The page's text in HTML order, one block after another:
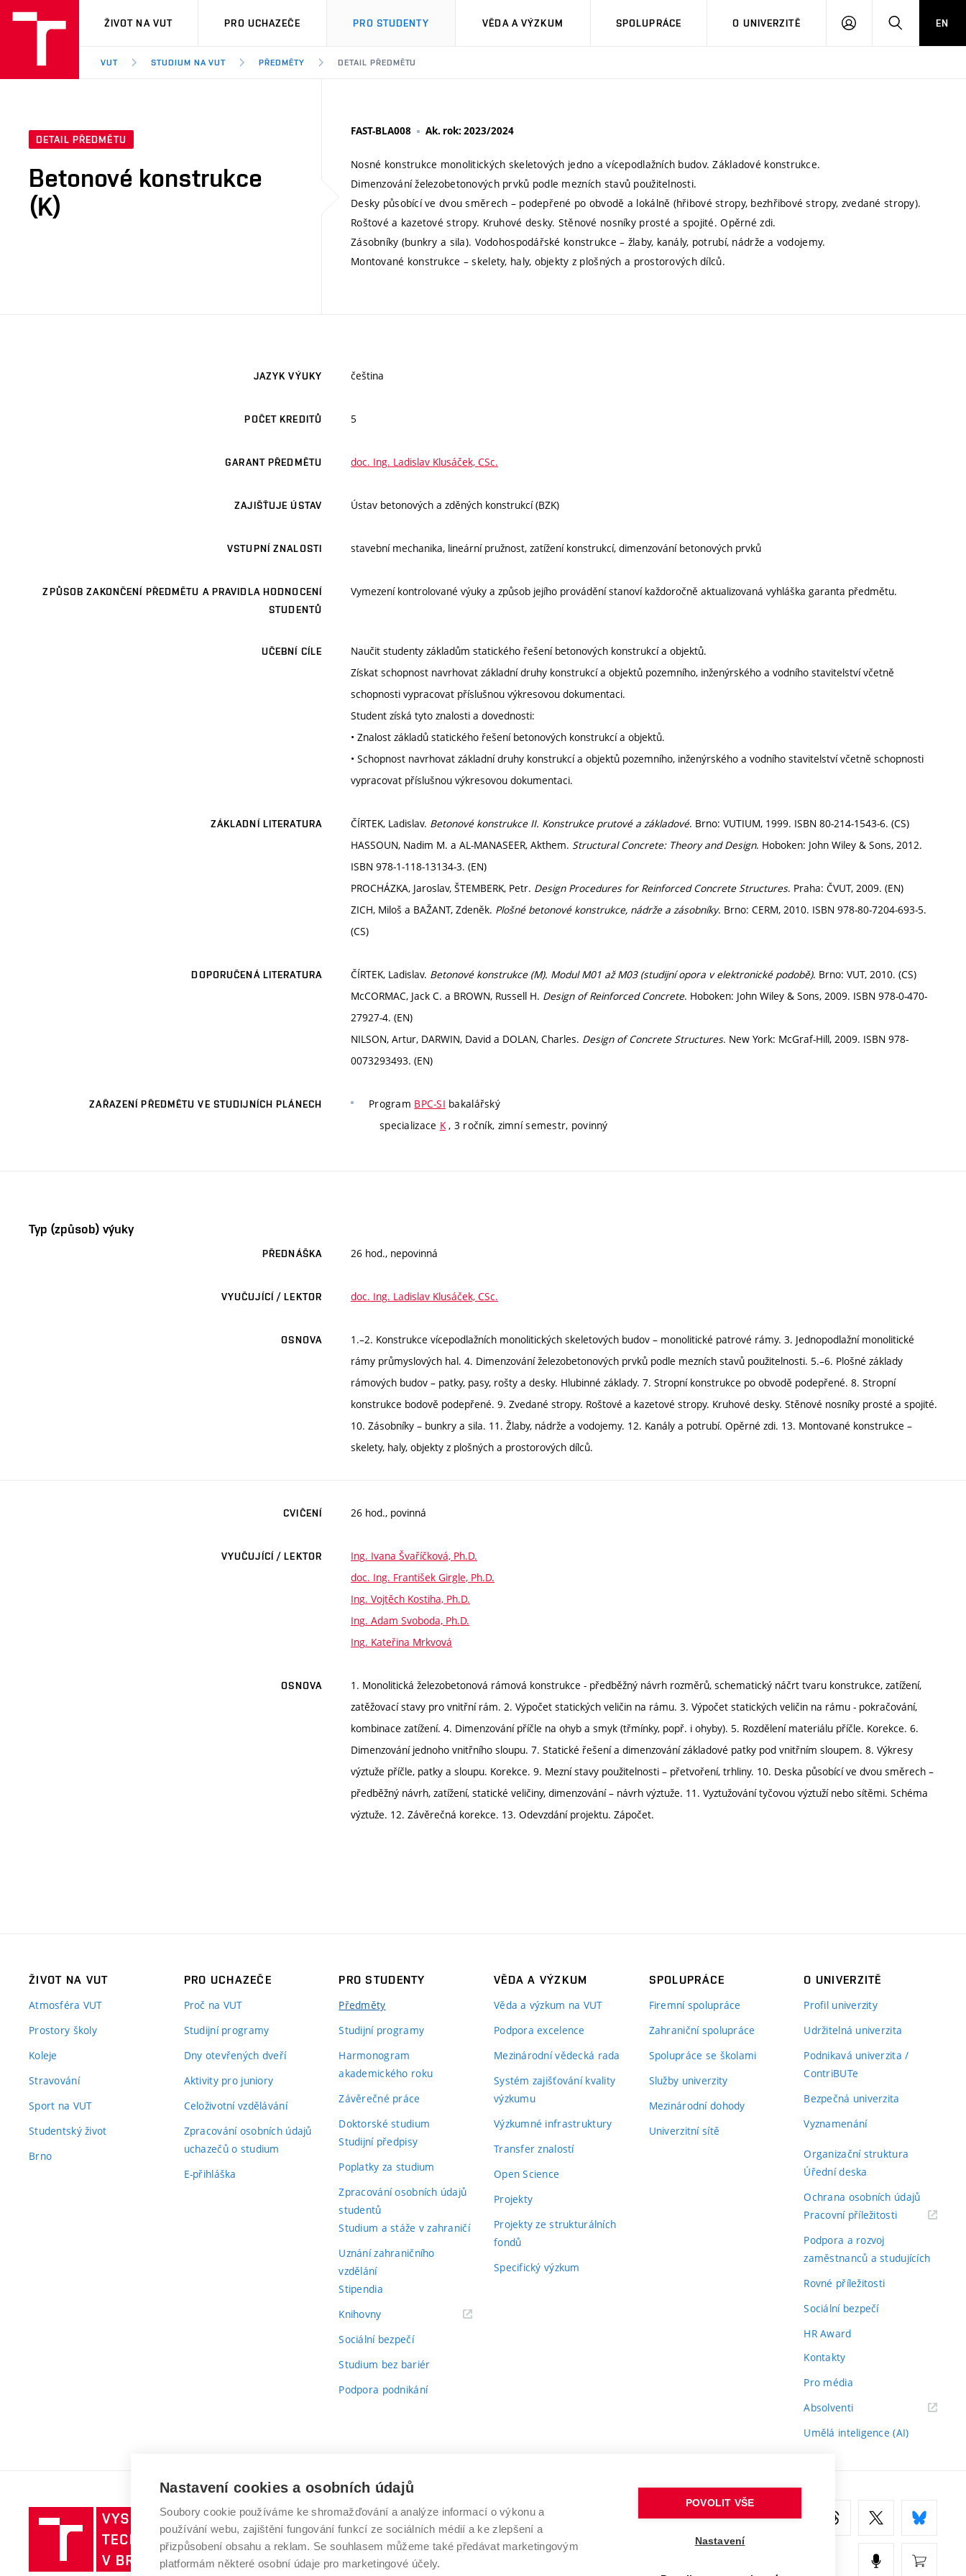
VUT
ŽIVOT NA VUT PRO UCHAZEČE PRO STUDENTY VĚDA A VÝZKUM SPOLUPRÁCE O UNIVERZITĚ
PŘIHLÁSIT HLEDATEN
VUT STUDIUM NA VUT PŘEDMĚTY DETAIL PŘEDMĚTU
DETAIL PŘEDMĚTU
Betonové konstrukce
(K)
FAST-BLA008 Ak. rok: 2023/2024
Nosné konstrukce monolitických skeletových jedno a vícepodlažních budov. Základové konstrukce.
Dimenzování železobetonových prvků podle mezních stavů použitelnosti.
Desky působící ve dvou směrech – podepřené po obvodě a lokálně (hřibové stropy, bezhřibové stropy, zvedané stropy).
Roštové a kazetové stropy. Kruhové desky. Stěnové nosníky prosté a spojité. Opěrné zdi.
Zásobníky (bunkry a sila). Vodohospodářské konstrukce – žlaby, kanály, potrubí, nádrže a vodojemy.
Montované konstrukce – skelety, haly, objekty z plošných a prostorových dílců.
JAZYK VÝUKY čeština
POČET KREDITŮ 5
GARANT PŘEDMĚTU doc. Ing. Ladislav Klusáček, CSc.
ZAJIŠŤUJE ÚSTAV Ústav betonových a zděných konstrukcí (BZK)
VSTUPNÍ ZNALOSTI stavební mechanika, lineární pružnost, zatížení konstrukcí, dimenzování betonových prvků
ZPŮSOB ZAKONČENÍ PŘEDMĚTU A PRAVIDLA HODNOCENÍ
STUDENTŮ
Vymezení kontrolované výuky a způsob jejího provádění stanoví každoročně aktualizovaná vyhláška garanta předmětu.
UČEBNÍ CÍLE
Naučit studenty základům statického řešení betonových konstrukcí a objektů.
Získat schopnost navrhovat základní druhy konstrukcí a objektů pozemního, inženýrského a vodního stavitelství včetně
schopnosti vypracovat příslušnou výkresovou dokumentaci.
Student získá tyto znalosti a dovednosti:
• Znalost základů statického řešení betonových konstrukcí a objektů.
• Schopnost navrhovat základní druhy konstrukcí a objektů pozemního, inženýrského a vodního stavitelství včetně schopnosti
vypracovat příslušnou výkresovou dokumentaci.
ZÁKLADNÍ LITERATURA ČÍRTEK, Ladislav. Betonové konstrukce II. Konstrukce prutové a základové. Brno: VUTIUM, 1999. ISBN 80-214-1543-6. (CS)
HASSOUN, Nadim M. a AL-MANASEER, Akthem. Structural Concrete: Theory and Design. Hoboken: John Wiley & Sons, 2012.
ISBN 978-1-118-13134-3. (EN)
PROCHÁZKA, Jaroslav, ŠTEMBERK, Petr. Design Procedures for Reinforced Concrete Structures. Praha: ČVUT, 2009. (EN)
ZICH, Miloš a BAŽANT, Zdeněk. Plošné betonové konstrukce, nádrže a zásobníky. Brno: CERM, 2010. ISBN 978-80-7204-693-5.
(CS)
DOPORUČENÁ LITERATURA ČÍRTEK, Ladislav. Betonové konstrukce (M). Modul M01 až M03 (studijní opora v elektronické podobě). Brno: VUT, 2010. (CS)
McCORMAC, Jack C. a BROWN, Russell H. Design of Reinforced Concrete. Hoboken: John Wiley & Sons, 2009. ISBN 978-0-470-
27927-4. (EN)
NILSON, Artur, DARWIN, David a DOLAN, Charles. Design of Concrete Structures. New York: McGraf-Hill, 2009. ISBN 978-
0073293493. (EN)
ZAŘAZENÍ PŘEDMĚTU VE STUDIJNÍCH PLÁNECH Program BPC-SI bakalářský
specializace K, 3 ročník, zimní semestr, povinný
Typ (způsob) výuky
PŘEDNÁŠKA 26 hod., nepovinná
VYUČUJÍCÍ / LEKTOR doc. Ing. Ladislav Klusáček, CSc.
OSNOVA
1.–2. Konstrukce vícepodlažních monolitických skeletových budov – monolitické patrové rámy. 3. Jednopodlažní monolitické
rámy průmyslových hal. 4. Dimenzování železobetonových prvků podle mezních stavů použitelnosti. 5.–6. Plošné základy
rámových budov – patky, pasy, rošty a desky. Hlubinné základy. 7. Stropní konstrukce po obvodě podepřené. 8. Stropní
konstrukce bodově podepřené. 9. Zvedané stropy. Roštové a kazetové stropy. Kruhové desky. Stěnové nosníky prosté a spojité.
10. Zásobníky – bunkry a sila. 11. Žlaby, nádrže a vodojemy. 12. Kanály a potrubí. Opěrné zdi. 13. Montované konstrukce –
skelety, haly, objekty z plošných a prostorových dílců.
CVIČENÍ 26 hod., povinná
VYUČUJÍCÍ / LEKTOR
Ing. Ivana Švaříčková, Ph.D.
doc. Ing. František Girgle, Ph.D.
Ing. Vojtěch Kostiha, Ph.D.
Ing. Adam Svoboda, Ph.D.
Ing. Kateřina Mrkvová
OSNOVA
1. Monolitická železobetonová rámová konstrukce - předběžný návrh rozměrů, schematický náčrt tvaru konstrukce, zatížení,
zatěžovací stavy pro vnitřní rám. 2. Výpočet statických veličin na rámu. 3. Výpočet statických veličin na rámu - pokračování,
kombinace zatížení. 4. Dimenzování příčle na ohyb a smyk (třmínky, popř. i ohyby). 5. Rozdělení materiálu příčle. Korekce. 6.
Dimenzování jednoho vnitřního sloupu. 7. Statické řešení a dimenzování základové patky pod vnitřním sloupem. 8. Výkresy
výztuže příčle, patky a sloupu. Korekce. 9. Mezní stavy použitelnosti – přetvoření, trhliny. 10. Deska působící ve dvou směrech –
předběžný návrh, zatížení, statické veličiny, dimenzování – návrh výztuže. 11. Vyztužování tyčovou výztuží nebo sítěmi. Schéma
výztuže. 12. Závěrečná korekce. 13. Odevzdání projektu. Zápočet.
ŽIVOT NA VUT
Atmosféra VUT
Prostory školy
Koleje
Stravování
Sport na VUT
Studentský život
Brno
PRO UCHAZEČE
Proč na VUT
Studijní programy
Dny otevřených dveří
Aktivity pro juniory
Celoživotní vzdělávání
Zpracování osobních údajů
uchazečů o studium
E-přihláška
PRO STUDENTY
Předměty
Studijní programy
Harmonogram
akademického roku
Závěrečné práce
Doktorské studium
Studijní předpisy
Poplatky za studium
Zpracování osobních údajů
studentů
Studium a stáže v zahraničí
Uznání zahraničního
vzdělání
Stipendia
Knihovny(externí
Sociální bezpečí
Studium bez bariér
Podpora podnikání
VĚDA A VÝZKUM
Věda a výzkum na VUT
Podpora excelence
Mezinárodní vědecká rada
Systém zajišťování kvality
výzkumu
Výzkumné infrastruktury
Transfer znalostí
Open Science
Projekty
Projekty ze strukturálních
fondů
Specifický výzkum
SPOLUPRÁCE
Firemní spolupráce
Zahraniční spolupráce
Spolupráce se školami
Služby univerzity
Mezinárodní dohody
Univerzitní sítě
O UNIVERZITĚ
Profil univerzity
Udržitelná univerzita
Podnikavá univerzita /
ContriBUTe
Bezpečná univerzita
Vyznamenání
Organizační struktura
Úřední deska
Ochrana osobních údajů
Pracovní příležitosti(externí
Podpora a rozvoj
zaměstnanců a studujících
Rovné příležitosti
Sociální bezpečí
HR Award
Kontakty
Pro média
Absolventi(externí
Umělá inteligence (AI)
Vysoké
učení
technické
v
VYSOKÉ UČENÍ TECHNICKÉ V BRNĚ
Antonínská 548/1
602 00 Brno
www.vut.cz
Nastavení cookies a osobních údajů
Soubory cookie používáme ke shromažďování a analýze informací o výkonu a
používání webu, zajištění fungování funkcí ze sociálních médií a ke zlepšení a
přizpůsobení obsahu a reklam. Se souhlasem můžeme také předávat marketingovým
platformám některé osobní údaje pro marketingové účely.
POVOLIT VŠE
Nastavení